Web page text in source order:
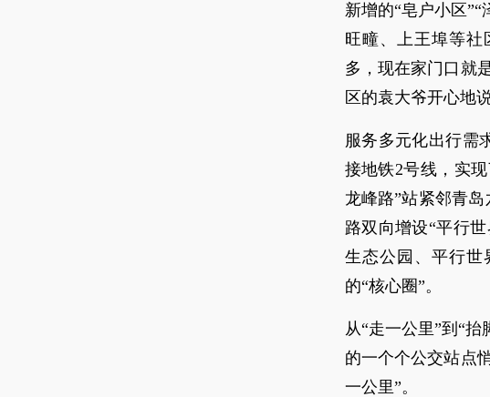
新增的“皂户小区
旺疃、上王埠等社
多，现在家门口就
区的袁大爷开心地说
服务多元化出行需
接地铁2号线，实
龙峰路”站紧邻青
路双向增设“平行
生态公园、平行世
的“核心圈”。
从“走一公里”到“
的一个个公交站点
一公里”。